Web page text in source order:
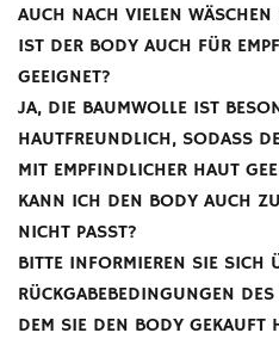
AUCH NACH VIELEN
IST DER BODY AUCH FÜR
GEEIGNET?
JA, DIE BAUMWOLLE IST
HAUTFREUNDLICH, SODASS
MIT EMPFINDLICHER HAUT
KANN ICH DEN BODY AUCH
NICHT PASST?
BITTE INFORMIEREN SIE SICH
RÜCKGABEBEDINGUNGEN
DEM SIE DEN BODY GEKAUFT